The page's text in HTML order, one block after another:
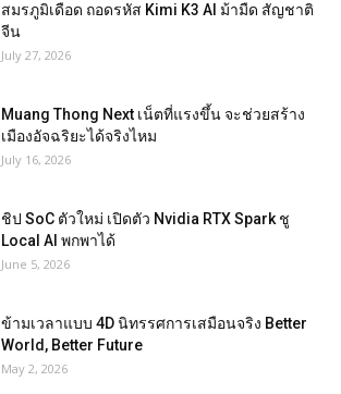
สมรภูมิเดือด ถอดรหัส Kimi K3 AI ม้ามืด สัญชาติ
จีน
July 27, 2026
Muang Thong Next เน็ตที่แรงขึ้น จะช่วยสร้าง
เมืองอัจฉริยะได้จริงไหม
July 16, 2026
ชิป SoC ตัวใหม่ เปิดตัว Nvidia RTX Spark ชู
Local AI พกพาได้
June 5, 2026
ข้ามเวลาแบบ 4D นิทรรศการเสมือนจริง Better
World, Better Future
May 2, 2026